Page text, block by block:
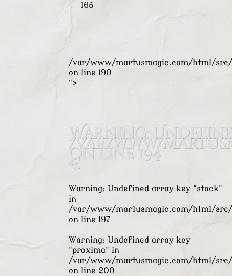
165
/var/www/martusmagic.com/html/
on line 190
">
Warning:
/var/www/
on line 194
€
Warning: Undefined array key "stock"
in
/var/www/martusmagic.com/html/
on line 197
Warning: Undefined array key
"proxima" in
/var/www/martusmagic.com/html/
on line 200